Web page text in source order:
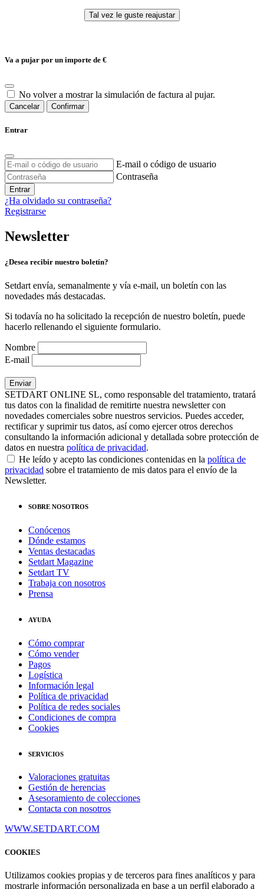
Va a pujar por un importe de €
No volver a mostrar la simulación de factura al pujar.
Cancelar Confirmar
Entrar
E-mail o código de usuario
Contraseña
Entrar
¿Ha olvidado su contraseña?
Registrarse
Newsletter
¿Desea recibir nuestro boletín?
Setdart envía, semanalmente y vía e-mail, un boletín con las
novedades más destacadas.
Si todavía no ha solicitado la recepción de nuestro boletín, puede
hacerlo rellenando el siguiente formulario.
Nombre
E-mail
SETDART ONLINE SL, como responsable del tratamiento, tratará
tus datos con la finalidad de remitirte nuestra newsletter con
novedades comerciales sobre nuestros servicios. Puedes acceder,
rectificar y suprimir tus datos, así como ejercer otros derechos
consultando la información adicional y detallada sobre protección de
datos en nuestra política de privacidad.
He leído y acepto las condiciones contenidas en la política de
privacidad sobre el tratamiento de mis datos para el envío de la
Newsletter.
SOBRE NOSOTROS
Conócenos
Dónde estamos
Ventas destacadas
Setdart Magazine
Setdart TV
Trabaja con nosotros
Prensa
AYUDA
Cómo comprar
Cómo vender
Pagos
Logística
Información legal
Política de privacidad
Política de redes sociales
Condiciones de compra
Cookies
SERVICIOS
Valoraciones gratuitas
Gestión de herencias
Asesoramiento de colecciones
Contacta con nosotros
WWW.SETDART.COM
COOKIES
Utilizamos cookies propias y de terceros para fines analíticos y para
mostrarle información personalizada en base a un perfil elaborado a